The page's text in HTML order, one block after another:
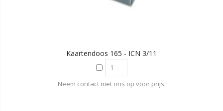
Kaartendoos 165 - ICN 3/11
Neem contact met ons op voor prijs.